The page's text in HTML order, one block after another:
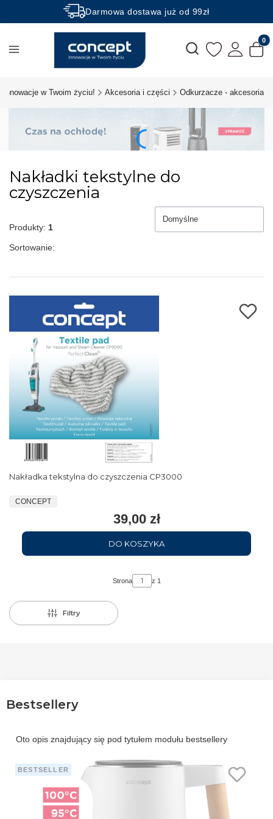
Darmowa dostawa już od 99zł
Rabaty -50% na wybrane produkty
Otwórz wyszukiwarkę
innowacje w Twoim życiu! Akcesoria i części Odkurzacze - akcesoria
Nakładki tekstylne do
czyszczenia
Produkty: 1
Sortowanie:
Domyślne
Nakładka tekstylna do czyszczenia CP3000
CONCEPT
39,00 zł
DO KOSZYKA
Strona z 1
Filtry
Bestsellery
Oto opis znajdujący się pod tytułem modułu bestsellery
BESTSELLER